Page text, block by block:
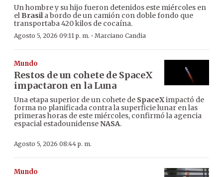
Un hombre y su hijo fueron detenidos este miércoles en
el Brasila bordo de un camión con doble fondo que
transportaba 420 kilos de cocaína.
Agosto 5, 2026 09:11 p. m. · Marciano Candia
Mundo
Restos de un cohete de SpaceX
impactaron en la Luna
Una etapa superior de un cohete de SpaceXimpactó de
forma no planificada contra la superficie lunar en las
primeras horas de este miércoles, confirmó la agencia
espacial estadounidenseNASA.
Agosto 5, 2026 08:44 p. m.
Mundo